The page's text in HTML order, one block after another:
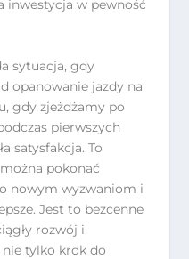
inwestycja w pewność
sytuacja, gdy
opanowanie jazdy na
gdy zjeżdżamy po
pierwszych
satysfakcja. To
pokonać
nowym wyzwaniom i
Jest to bezcenne
rozwój i
nie tylko krok do